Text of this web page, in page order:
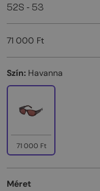
52S - 53
71 000 Ft
Szín: Havanna
71 000 Ft
Méret